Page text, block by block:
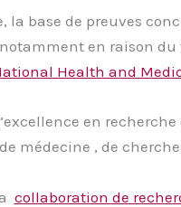
la base de preuves
en raison
Health and
en
médecine , de
collaboration de